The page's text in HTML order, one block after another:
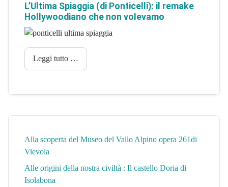
L’Ultima Spiaggia (di Ponticelli): il remake
Hollywoodiano che non volevamo
Leggi tutto …
Alla scoperta del Museo del Vallo Alpino opera 261di
Vievola
Alle origini della nostra civiltà : Il castello Doria di
Isolabona